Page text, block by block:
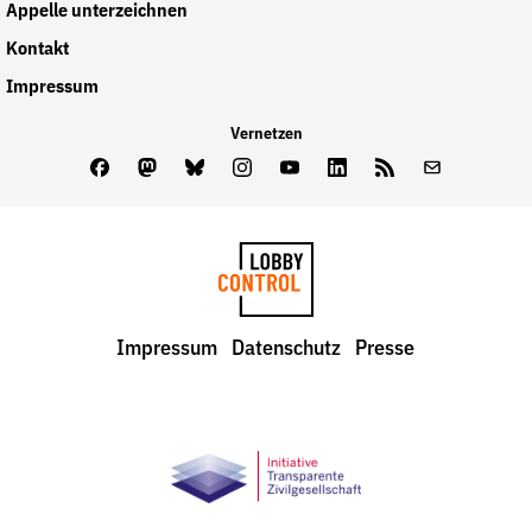
Appelle unterzeichnen
Kontakt
Impressum
Vernetzen
FacebookMastodon
BlueskyInstagram
YoutubeLinkedInFeed
LobbyControl
Impressum Datenschutz Presse